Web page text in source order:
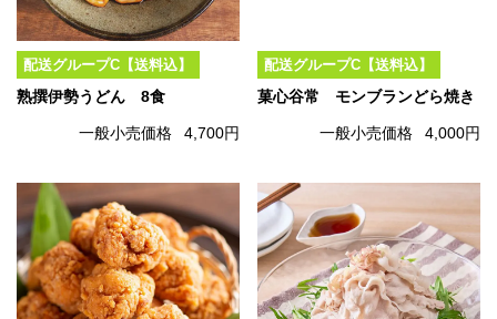
配送グループC【送料込】
熟撰伊勢うどん 8食
一般小売価格 4,700円
配送グループC【送料込】
菓心谷常 モンブランどら焼き
一般小売価格 4,000円